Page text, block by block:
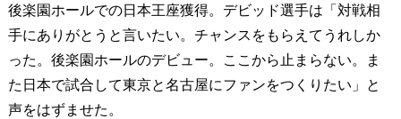
後楽園ホールでの日本王座獲得。デビッド選手は「対戦相
手にありがとうと言いたい。チャンスをもらえてうれしか
った。後楽園ホールのデビュー。ここから止まらない。ま
た日本で試合して東京と名古屋にファンをつくりたい」と
声をはずませた。